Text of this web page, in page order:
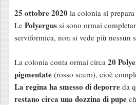
a
g
g
o
25 ottobre 2020 la colonia si prepara
Le Polyergus si sono ormai
serviformica, non si vede più nessun
La colonia conta ormai circa 20
pigmentate (rosso scuro), cioè
La regina ha smesso di deporre da
restano circa una dozzina di pupe